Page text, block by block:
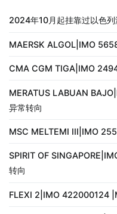
2024年10月起挂靠过以色
MAERSK ALGOL|IMO
CMA CGM TIGA|IMO
MERATUS LABUAN
异常转向
MSC MELTEMI III|IMO
SPIRIT OF
转向
FLEXI 2|IMO 422000124